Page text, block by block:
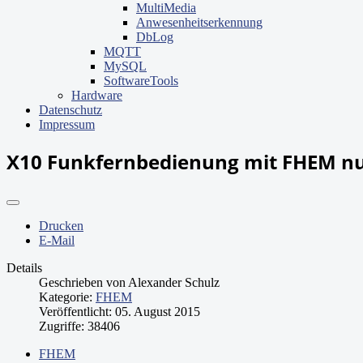
MultiMedia
Anwesenheitserkennung
DbLog
MQTT
MySQL
SoftwareTools
Hardware
Datenschutz
Impressum
X10 Funkfernbedienung mit FHEM
Drucken
E-Mail
Details
Geschrieben von Alexander Schulz
Kategorie: FHEM
Veröffentlicht: 05. August 2015
Zugriffe: 38406
FHEM